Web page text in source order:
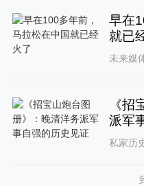
早在
就已
《招
派军
私家历